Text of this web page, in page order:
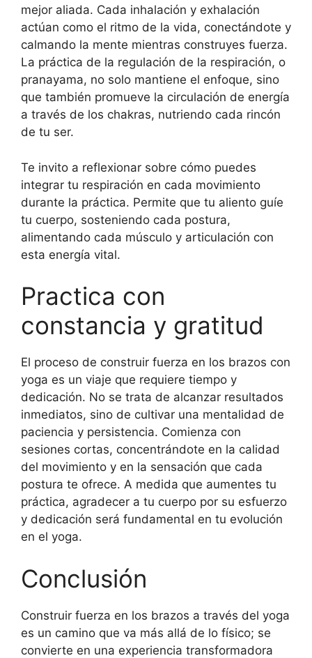
mejor aliada. Cada inhalación y exhalación
actúan como el ritmo de la vida, conectándote y
calmando la mente mientras construyes fuerza.
La práctica de la regulación de la respiración, o
pranayama, no solo mantiene el enfoque, sino
que también promueve la circulación de energía
a través de los chakras, nutriendo cada rincón
de tu ser.
Te invito a reflexionar sobre cómo puedes
integrar tu respiración en cada movimiento
durante la práctica. Permite que tu aliento guíe
tu cuerpo, sosteniendo cada postura,
alimentando cada músculo y articulación con
esta energía vital.
Practica con
constancia y gratitud
El proceso de construir fuerza en los brazos con
yoga es un viaje que requiere tiempo y
dedicación. No se trata de alcanzar resultados
inmediatos, sino de cultivar una mentalidad de
paciencia y persistencia. Comienza con
sesiones cortas, concentrándote en la calidad
del movimiento y en la sensación que cada
postura te ofrece. A medida que aumentes tu
práctica, agradecer a tu cuerpo por su esfuerzo
y dedicación será fundamental en tu evolución
en el yoga.
Conclusión
Construir fuerza en los brazos a través del yoga
es un camino que va más allá de lo físico; se
convierte en una experiencia transformadora